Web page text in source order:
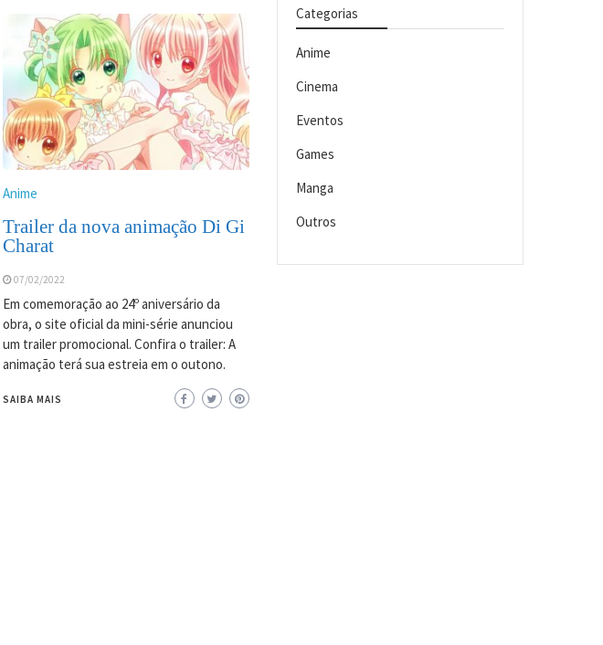
Anime
Trailer da nova animação Di Gi
Charat
07/02/2022
Em comemoração ao 24º aniversário da
obra, o site oficial da mini-série anunciou
um trailer promocional. Confira o trailer: A
animação terá sua estreia em o outono.
SAIBA MAIS
Categorias
Anime
Cinema
Eventos
Games
Manga
Outros